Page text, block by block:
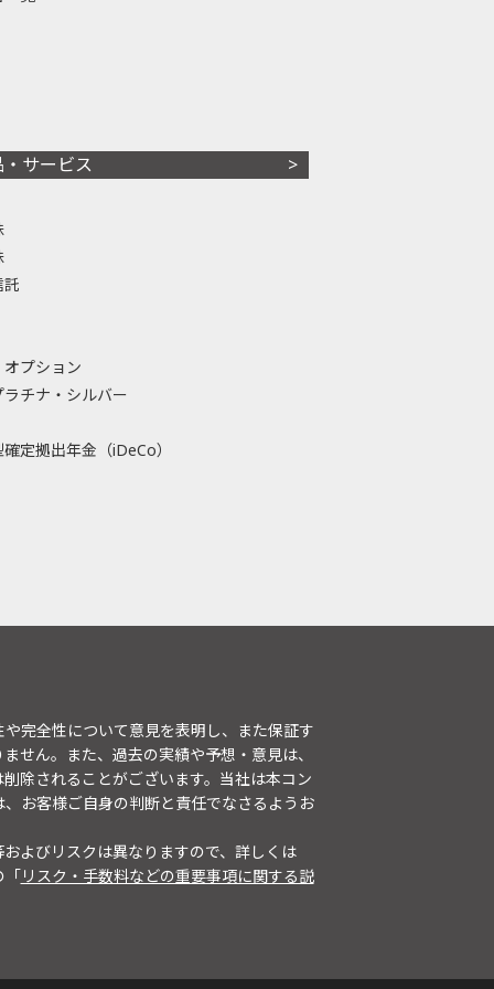
・サービス
託
プション
ラチナ・シルバー
定拠出年金（iDeCo）
完全性について意見を表明し、また保証す
せん。また、過去の実績や予想・意見は、
除されることがございます。当社は本コン
お客様ご自身の判断と責任でなさるようお
よびリスクは異なりますので、詳しくは
「リスク・手数料などの重要事項に関する説